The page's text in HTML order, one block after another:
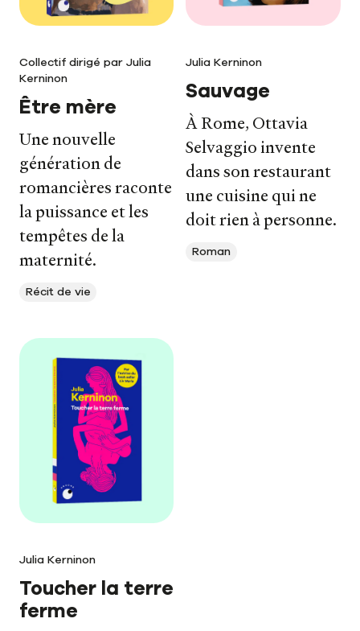
Nos livres
Nos auteurs
Notre newsletter
Collectif dirigé par Julia
Kerninon
Être mère
Une nouvelle
génération de
romancières raconte
la puissance et les
tempêtes de la
maternité.
Récit de vie
Julia Kerninon
Sauvage
À Rome, Ottavia
Selvaggio invente
dans son restaurant
une cuisine qui ne
doit rien à personne.
Roman
Julia Kerninon
Toucher la terre
ferme